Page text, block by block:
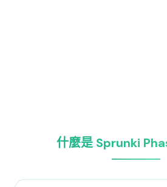
什麼是 Sprunki